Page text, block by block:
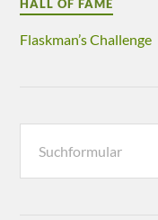
HALL OF FAME
Flaskman’s Challenge